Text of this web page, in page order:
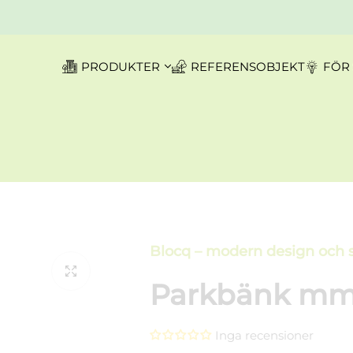
PRODUKTER REFERENSOBJEKT FÖR
Blocq – modern design och
Parkbänk
Inga recensioner